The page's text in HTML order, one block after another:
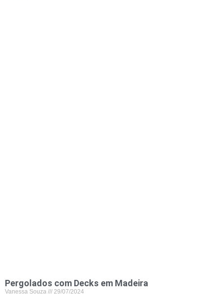
Pergolados com Decks em Madeira
Vanessa Souza 29/07/2024